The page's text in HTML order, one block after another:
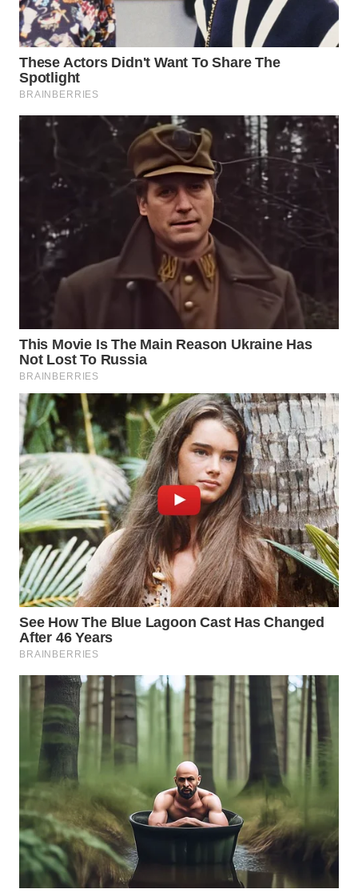
TENGAH
WN DELI
SERDANG
TEBING
TINGGI
WN
WN
KARAWANG
WN
BOGOR
WN
DEPOK
WN
TAPANULI
UTARA
WN
SAMOSIR
WN
PADANG
LAWAS
WN
SUMEDANG
CIANJUR
WN
KEPULAUAN
SERIBU
WN